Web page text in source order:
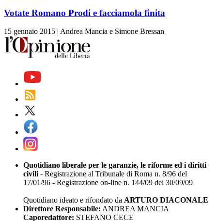
Votate Romano Prodi e facciamola finita
15 gennaio 2015 | Andrea Mancia e Simone Bressan
Quotidiano liberale per le garanzie, le riforme ed i diritti
civili- Registrazione al Tribunale di Roma n. 8/96 del
17/01/96 - Registrazione on-line n. 144/09 del 30/09/09
Quotidiano ideato e rifondato da ARTURO DIACONALE
Direttore Responsabile: ANDREA MANCIA
Caporedattore: STEFANO CECE